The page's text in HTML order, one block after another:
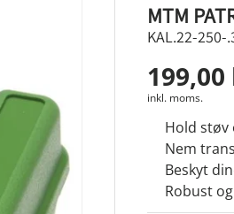
MTM
KAL.22-250-
inkl. moms.
Hold støv
Nem
Beskyt
Robust